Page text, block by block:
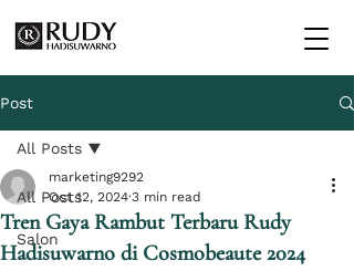
Post
All Posts
Salon
All Posts
Tren Gaya Rambut Terbaru Rudy
Hadisuwarno di Cosmobeaute 2024
marketing9292
Oct 12, 2024 3 min read